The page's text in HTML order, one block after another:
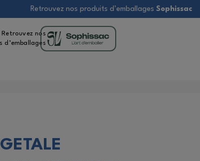
Retrouvez nos produits d’emballages Sophissac
Retrouvez nos
d’emballages